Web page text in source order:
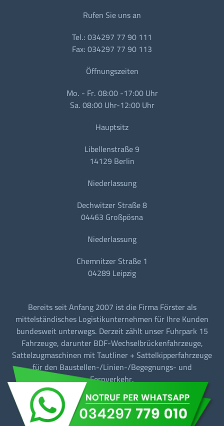
Rufen Sie uns an
Tel.: 034297 77 90 111
Fax: 034297 77 90 113
Öffnungszeiten
Mo. - Fr. 08:00 -17:00 Uhr
Sa. 08:00 Uhr-12:00 Uhr
Hauptsitz
Libellenstraße 9
14129 Berlin
Niederlassung
Dechwitzer Straße 8
04463 Großpösna
Niederlassung
Chemnitzer Straße 1
04289 Leipzig
Bereits seit Anfang 2007 ist die Firma Förster als
mittelständisches Logistikunternehmen für Ihre Kunden
bundesweit unterwegs. Derzeit zählt unser Fuhrpark 15
Fahrzeuge, darunter BDF-Wechselbrückenfahrzeuge,
Sattelzugmaschinen mit Tautliner + Sattelkipperfahrzeuge
für den Baustellen-/Linien-/Begegnungs- und
Fernverkehr.